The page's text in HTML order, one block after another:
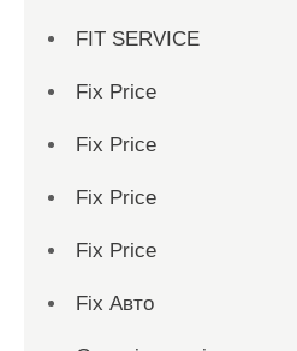
FIT SERVICE
Fix Price
Fix Price
Fix Price
Fix Price
Fix Авто